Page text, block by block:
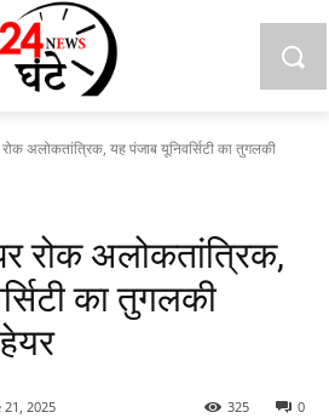
रोक अलोकतांत्रिक, यह पंजाब यूनिवर्सिटी का तुगलकी
रोक अलोकतांत्रिक,
का तुगलकी
21, 2025 0
325